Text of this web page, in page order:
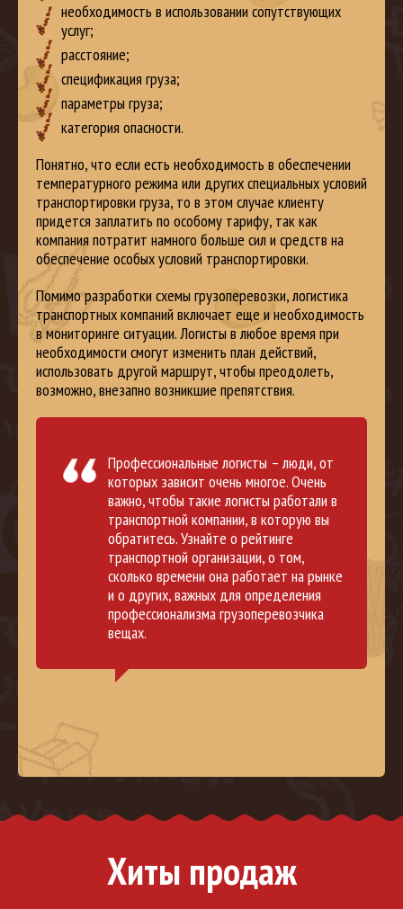
необходимость в использовании сопутствующих
услуг;
расстояние;
спецификация груза;
параметры груза;
категория опасности.
Понятно, что если есть необходимость в обеспечении
температурного режима или других специальных условий
транспортировки груза, то в этом случае клиенту
придется заплатить по особому тарифу, так как
компания потратит намного больше сил и средств на
обеспечение особых условий транспортировки.
Помимо разработки схемы грузоперевозки, логистика
транспортных компаний включает еще и необходимость
в мониторинге ситуации. Логисты в любое время при
необходимости смогут изменить план действий,
использовать другой маршрут, чтобы преодолеть,
возможно, внезапно возникшие препятствия.
Профессиональные логисты – люди, от
которых зависит очень многое. Очень
важно, чтобы такие логисты работали в
транспортной компании, в которую вы
обратитесь. Узнайте о рейтинге
транспортной организации, о том,
сколько времени она работает на рынке
и о других, важных для определения
профессионализма грузоперевозчика
вещах.
Хиты продаж